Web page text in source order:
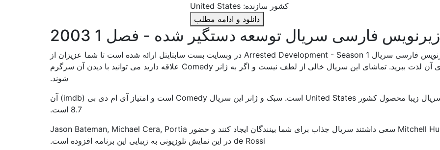
کشور سازنده: United States
دانلود و ادامه مطلب
زیرنویس فارسی سریال توسعه دستگیر شده - فصل 1 2003
زیرنویس فارسی سریال Arrested Development - Season 1 در وبسایت بست سابتایتل ارائه شده است تا شما عزیزان از
تماشای آن لذت ببرید. تماشای این سریال خالی از لطف نیست و اگر به ژانر Comedy علاقه دارید می توانید با دیدن آن سرگرم
شوند.
این سریال زیبا محصول کشور United States است. سبک و ژانر این سریال Comedy است و امتیاز آی ام دی بی (imdb) آن
8.7 است.
Mitchell Hurwitz سعی داشتند سریال جذاب برای شما بینندگان ایجاد کنند و حضور Jason Bateman, Michael Cera, Portia
de Rossi در این نمایش تلوزیونی به زیبایی این برنامه افزوده است.